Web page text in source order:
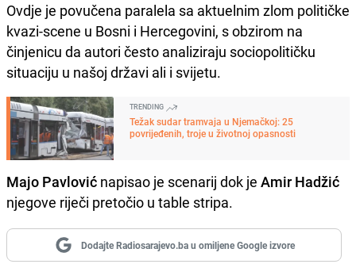
Ovdje je povučena paralela sa aktuelnim zlom političke
kvazi-scene u Bosni i Hercegovini, s obzirom na
činjenicu da autori često analiziraju sociopolitičku
situaciju u našoj državi ali i svijetu.
TRENDING
Težak sudar tramvaja u Njemačkoj: 25
povrijeđenih, troje u životnoj opasnosti
Majo Pavlović napisao je scenarij dok je Amir Hadžić
njegove riječi pretočio u table stripa.
Dodajte Radiosarajevo.ba u omiljene Google izvore